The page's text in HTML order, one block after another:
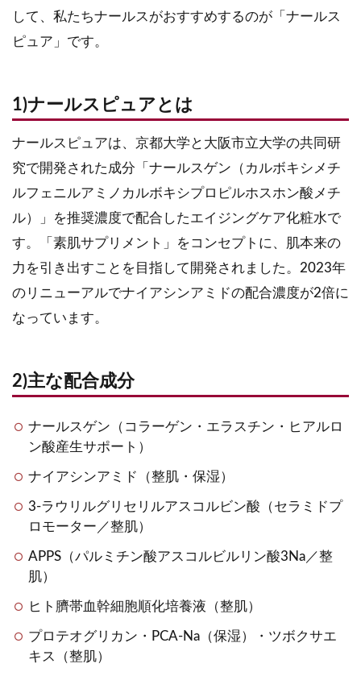
して、私たちナールスがおすすめするのが「ナールス
ピュア」です。
1)ナールスピュアとは
ナールスピュアは、京都大学と大阪市立大学の共同研
究で開発された成分「ナールスゲン（カルボキシメチ
ルフェニルアミノカルボキシプロピルホスホン酸メチ
ル）」を推奨濃度で配合したエイジングケア化粧水で
す。「素肌サプリメント」をコンセプトに、肌本来の
力を引き出すことを目指して開発されました。2023年
のリニューアルでナイアシンアミドの配合濃度が2倍に
なっています。
2)主な配合成分
ナールスゲン（コラーゲン・エラスチン・ヒアルロ
ン酸産生サポート）
ナイアシンアミド（整肌・保湿）
3-ラウリルグリセリルアスコルビン酸（セラミドプ
ロモーター／整肌）
APPS（パルミチン酸アスコルビルリン酸3Na／整
肌）
ヒト臍帯血幹細胞順化培養液（整肌）
プロテオグリカン・PCA-Na（保湿）・ツボクサエ
キス（整肌）